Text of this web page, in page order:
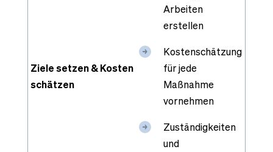
Ziele setzen & Kosten
schätzen
Arbeiten
erstellen
Kostenschätzung
für jede
Maßnahme
vornehmen
Zuständigkeiten
und